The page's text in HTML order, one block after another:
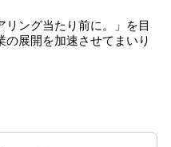
ング当たり前に。」を目
展開を加速させてまいり